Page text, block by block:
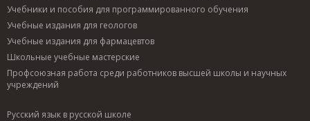
Учебники и пособия для программированного обучения
Учебные издания для геологов
Учебные издания для фармацевтов
Школьные учебные мастерские
Профсоюзная работа среди работников высшей школы и научных
учреждений
Русский язык в русской школе